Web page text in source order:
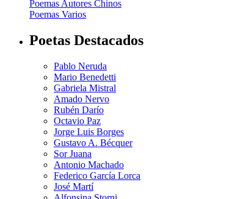
Poemas Autores Chinos
Poemas Varios
Poetas Destacados
Pablo Neruda
Mario Benedetti
Gabriela Mistral
Amado Nervo
Rubén Darío
Octavio Paz
Jorge Luis Borges
Gustavo A. Bécquer
Sor Juana
Antonio Machado
Federico García Lorca
José Martí